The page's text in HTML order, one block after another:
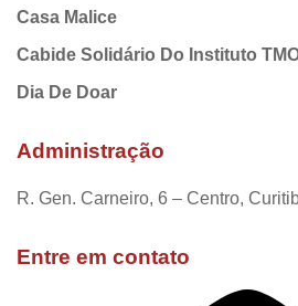
Casa Malice
Cabide Solidário Do Instituto
Dia De Doar
Administração
R. Gen. Carneiro, 6 – Centro,
Entre em contato